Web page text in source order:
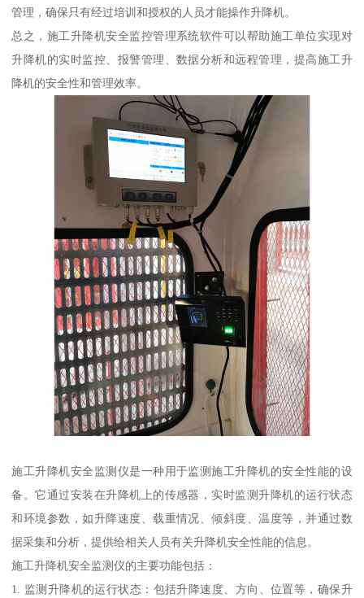
管理，确保只有经过培训和授权的人员才能操作升降机。
总之，施工升降机安全监控管理系统软件可以帮助施工单位实现对
升降机的实时监控、报警管理、数据分析和远程管理，提高施工升
降机的安全性和管理效率。
施工升降机安全监测仪是一种用于监测施工升降机的安全性能的设
备。它通过安装在升降机上的传感器，实时监测升降机的运行状态
和环境参数，如升降速度、载重情况、倾斜度、温度等，并通过数
据采集和分析，提供给相关人员有关升降机安全性能的信息。
施工升降机安全监测仪的主要功能包括：
1. 监测升降机的运行状态：包括升降速度、方向、位置等，确保升